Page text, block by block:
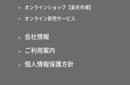
オンラインショップ【楽天市場】
オンライン卸売サービス
会社情報
ご利用案内
個人情報保護方針